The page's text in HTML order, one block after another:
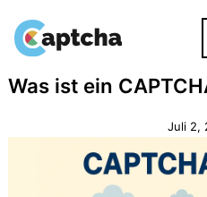
Inhalt
Inhalt
Was ist ein
Juli 2,